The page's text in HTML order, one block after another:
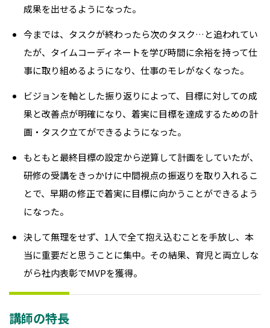
成果を出せるようになった。
今までは、タスクが終わったら次のタスク…と追われてい
たが、タイムコーディネートを学び時間に余裕を持って仕
事に取り組めるようになり、仕事のモレがなくなった。
ビジョンを軸とした振り返りによって、目標に対しての成
果と改善点が明確になり、着実に目標を達成するための計
画・タスク立てができるようになった。
もともと最終目標の設定から逆算して計画をしていたが、
研修の受講をきっかけに中間視点の振返りを取り入れるこ
とで、早期の修正で着実に目標に向かうことができるよう
になった。
決して無理をせず、1人で全て抱え込むことを手放し、本
当に重要だと思うことに集中。その結果、育児と両立しな
がら社内表彰でMVPを獲得。
講師の特長